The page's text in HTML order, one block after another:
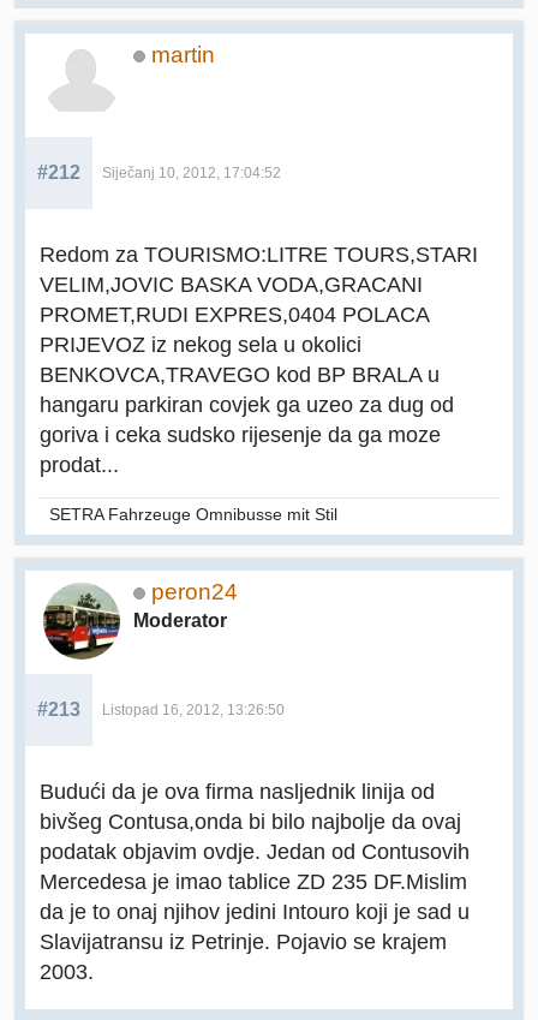
martin
#212 Siječanj 10, 2012, 17:04:52
Redom za TOURISMO:LITRE TOURS,STARI
VELIM,JOVIC BASKA VODA,GRACANI
PROMET,RUDI EXPRES,0404 POLACA
PRIJEVOZ iz nekog sela u okolici
BENKOVCA,TRAVEGO kod BP BRALA u
hangaru parkiran covjek ga uzeo za dug od
goriva i ceka sudsko rijesenje da ga moze
prodat...
SETRA Fahrzeuge Omnibusse mit Stil
peron24
Moderator
#213 Listopad 16, 2012, 13:26:50
Budući da je ova firma nasljednik linija od
bivšeg Contusa,onda bi bilo najbolje da ovaj
podatak objavim ovdje. Jedan od Contusovih
Mercedesa je imao tablice ZD 235 DF.Mislim
da je to onaj njihov jedini Intouro koji je sad u
Slavijatransu iz Petrinje. Pojavio se krajem
2003.